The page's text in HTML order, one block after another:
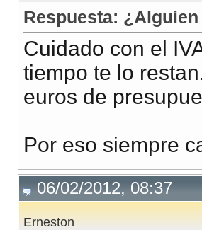
Respuesta:
Cuidado con el
tiempo te lo
euros de
Por eso siempre
06/02/2012, 08:37
Erneston